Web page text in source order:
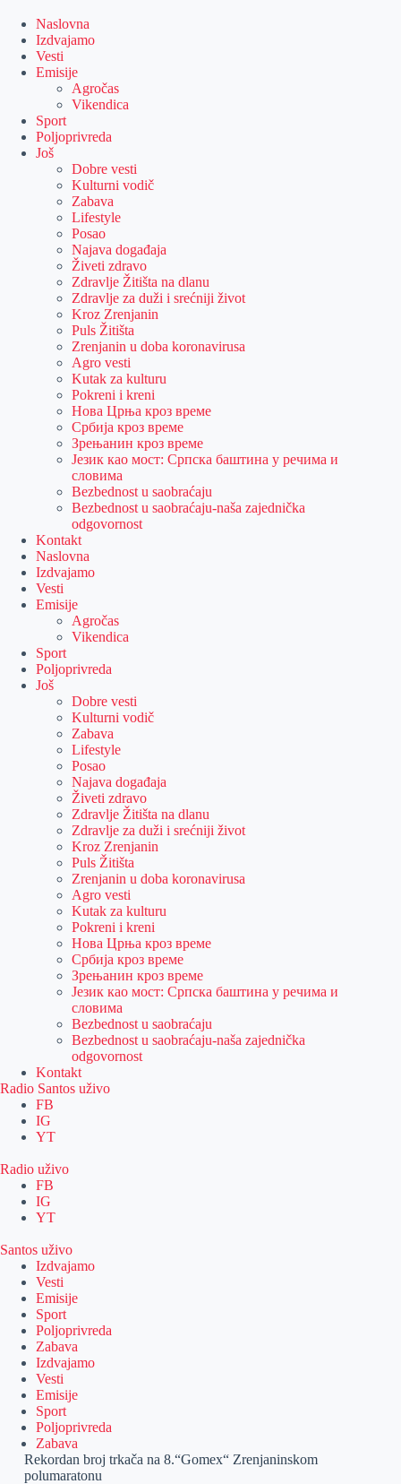
content
Naslovna
Izdvajamo
Vesti
Emisije
Agročas
Vikendica
Sport
Poljoprivreda
Još
Dobre vesti
Kulturni vodič
Zabava
Lifestyle
Posao
Najava događaja
Živeti zdravo
Zdravlje Žitišta na dlanu
Zdravlje za duži i srećniji život
Kroz Zrenjanin
Puls Žitišta
Zrenjanin u doba koronavirusa
Agro vesti
Kutak za kulturu
Pokreni i kreni
Нова Црња кроз време
Србија кроз време
Зрењанин кроз време
Језик као мост: Српска баштина у речима и
словима
Bezbednost u saobraćaju
Bezbednost u saobraćaju-naša zajednička
odgovornost
Kontakt
Naslovna
Izdvajamo
Vesti
Emisije
Agročas
Vikendica
Sport
Poljoprivreda
Još
Dobre vesti
Kulturni vodič
Zabava
Lifestyle
Posao
Najava događaja
Živeti zdravo
Zdravlje Žitišta na dlanu
Zdravlje za duži i srećniji život
Kroz Zrenjanin
Puls Žitišta
Zrenjanin u doba koronavirusa
Agro vesti
Kutak za kulturu
Pokreni i kreni
Нова Црња кроз време
Србија кроз време
Зрењанин кроз време
Језик као мост: Српска баштина у речима и
словима
Bezbednost u saobraćaju
Bezbednost u saobraćaju-naša zajednička
odgovornost
Kontakt
Radio Santos uživo
FB
IG
YT
Radio uživo
FB
IG
YT
Santos uživo
Izdvajamo
Vesti
Emisije
Sport
Poljoprivreda
Zabava
Izdvajamo
Vesti
Emisije
Sport
Poljoprivreda
Zabava
Rekordan broj trkača na 8.“Gomex“ Zrenjaninskom
polumaratonu